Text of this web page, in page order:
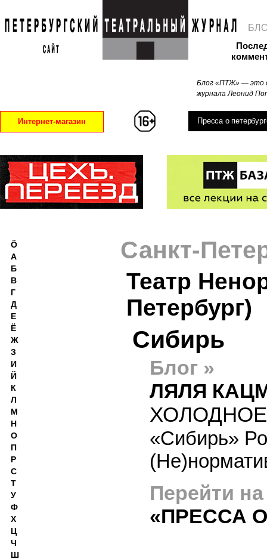
Блог «ПТЖ» — это
журнала Леонид
Интернет-магазин Пресса о
Санкт-
Театр
Петербург)
Сибирь
Блог »
ЛЯЛЯ
«Сибирь»
Перейти
«ПРЕССА
Ö
А
Б
В
Г
Д
Е
Ё
Ж
З
И
Й
К
Л
М
Н
О
П
Р
С
Т
У
Ф
Х
Ц
Ч
Ш